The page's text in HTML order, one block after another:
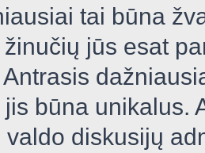
tai būna
jūs esat
būna unikalus.
diskusijų